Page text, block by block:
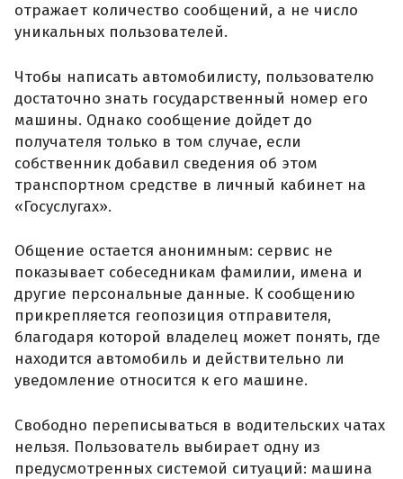
отражает количество сообщений, а не число
уникальных пользователей.
Чтобы написать автомобилисту, пользователю
достаточно знать государственный номер его
машины. Однако сообщение дойдет до
получателя только в том случае, если
собственник добавил сведения об этом
транспортном средстве в личный кабинет на
«Госуслугах».
Общение остается анонимным: сервис не
показывает собеседникам фамилии, имена и
другие персональные данные. К сообщению
прикрепляется геопозиция отправителя,
благодаря которой владелец может понять, где
находится автомобиль и действительно ли
уведомление относится к его машине.
Свободно переписываться в водительских чатах
нельзя. Пользователь выбирает одну из
предусмотренных системой ситуаций: машина